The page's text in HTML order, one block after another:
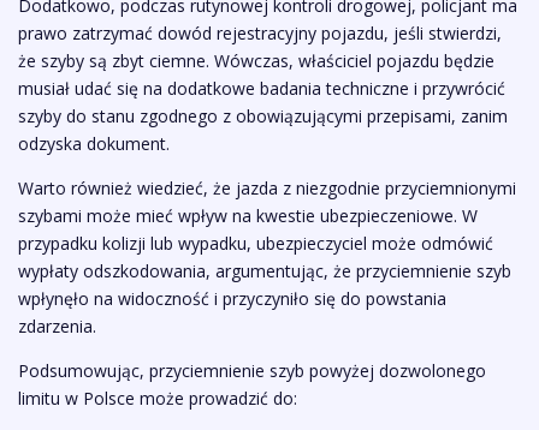
Dodatkowo, podczas rutynowej kontroli drogowej, policjant ma
prawo zatrzymać dowód rejestracyjny pojazdu, jeśli stwierdzi,
że szyby są zbyt ciemne. Wówczas, właściciel pojazdu będzie
musiał udać się na dodatkowe badania techniczne i przywrócić
szyby do stanu zgodnego z obowiązującymi przepisami, zanim
odzyska dokument.
Warto również wiedzieć, że jazda z niezgodnie przyciemnionymi
szybami może mieć wpływ na kwestie ubezpieczeniowe. W
przypadku kolizji lub wypadku, ubezpieczyciel może odmówić
wypłaty odszkodowania, argumentując, że przyciemnienie szyb
wpłynęło na widoczność i przyczyniło się do powstania
zdarzenia.
Podsumowując, przyciemnienie szyb powyżej dozwolonego
limitu w Polsce może prowadzić do: